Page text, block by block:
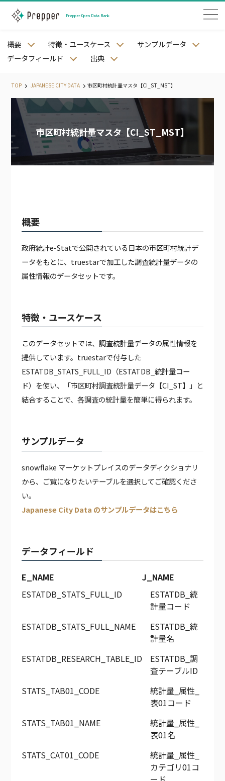
Prepper Open Data Bank
Snowflakeアカウントをお持ちの方
JAPANESE PREFECTURE DATA
JAPANESE CITY DATA
JAPANESE STREET DATA
JAPANESE CORPORATE DATA
JAPANESE CALENDAR DATA
PODB APP
JAPAN WEATHER HOURLY DATA（有料）
TOP JAPANESE CITY DATA 市区町村統計量マスタ【CI_ST_MST】
市区町村統計量マスタ【CI_ST_MST】
概要
政府統計e-Statで公開されている日本の市区町村統計デ
ータをもとに、truestarで加工した調査統計量データの
属性情報のデータセットです。
特徴・ユースケース
このデータセットでは、調査統計量データの属性情報を
提供しています。truestarで付与した
ESTATDB_STATS_FULL_ID（ESTATDB_統計量コー
ド）を使い、「市区町村調査統計量データ【CI_ST】」と
結合することで、各調査の統計量を簡単に得られます。
サンプルデータ
snowflake マーケットプレイスのデータディクショナリ
から、ご覧になりたいテーブルを選択してご確認くださ
い。
Japanese City Data のサンプルデータはこちら
データフィールド
E_NAME
J_NAME
ESTATDB_STATS_FULL_ID
ESTATDB_統
計量コード
ESTATDB_STATS_FULL_NAME
ESTATDB_統
計量名
ESTATDB_RESEARCH_TABLE_ID
ESTATDB_調
査テーブルID
STATS_TAB01_CODE
統計量_属性_
表01コード
STATS_TAB01_NAME
統計量_属性_
表01名
STATS_CAT01_CODE
統計量_属性_
カテゴリ01コ
概要 特徴・ユースケース
サンプルデータ
データフィールド
出典